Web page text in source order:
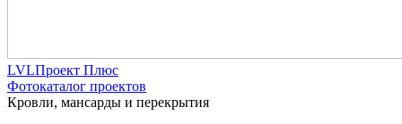
LVLПроект Плюс
Фотокаталог проектов
Кровли, мансарды и перекрытия